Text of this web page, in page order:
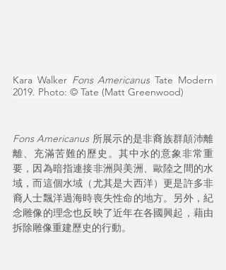
Kara Walker Fons Americanus Tate Modern
2019. Photo: © Tate​ (Matt Greenwood)
Fons Americanus 所展示的是非裔族群顛沛離
離、充滿苦難的歷史。其中水的意象非常重
要，因為暗指連接非洲與美洲、歐陸之間的水
域，而這個水域（尤其是大西洋）更是許多非
裔人士飄洋過海時喪失性命的地方。另外，紀
念雕像的理念也反映了近年在各國興起，藉由
拆除雕像重建歷史的行動。